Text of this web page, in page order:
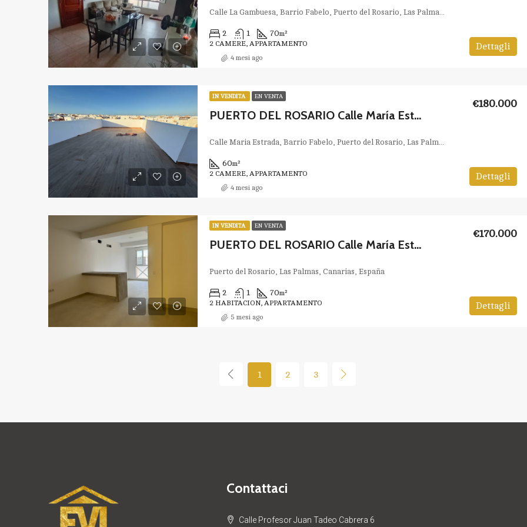
Calle La Gambuesa, Barrio Fabelo, Puerto del Rosario, Las Palmas, Canarias, 35611, España
2 1 70m²
2 CAMERE, APPARTAMENTO
Dettagli
4 mesi ago
IN VENDITA EN VENTA
PUERTO DEL ROSARIO Calle María Estrada OBRA NUEVA
€180.000
60m²
2 CAMERE, APPARTAMENTO
Dettagli
4 mesi ago
IN VENDITA EN VENTA
PUERTO DEL ROSARIO Calle María Estrada
€170.000
Puerto del Rosario, Las Palmas, Canarias, España
2 1 70m²
2 HABITACION, APPARTAMENTO
Dettagli
5 mesi ago
1 2 3
Contattaci
Calle Profesor Juan Tadeo Cabrera 6